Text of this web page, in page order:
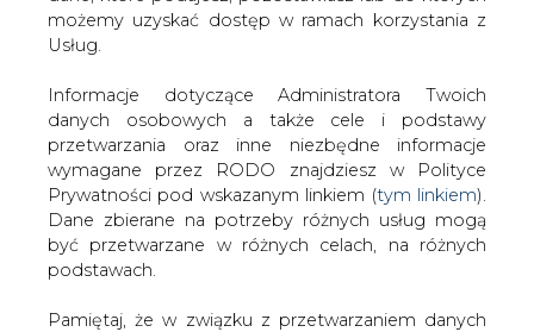
możemy uzyskać dostęp w ramach korzystania z
Usług.
Informacje dotyczące Administratora Twoich
danych osobowych a także cele i podstawy
przetwarzania oraz inne niezbędne informacje
wymagane przez RODO znajdziesz w Polityce
Prywatności pod wskazanym linkiem (tym linkiem).
Dane zbierane na potrzeby różnych usług mogą
być przetwarzane w różnych celach, na różnych
podstawach.
Pamiętaj, że w związku z przetwarzaniem danych
domów w Gdańsku po awarii wraca ogrzewanie i ciepła
woda
drukuj
skomentuj
udostępnij
Do większości domów w Gdańsku